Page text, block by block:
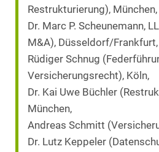
Restrukturierung), München,
Dr. Marc P. Scheunemann,
M&A), Düsseldorf/Frankfurt,
Rüdiger Schnug
Versicherungsrecht), Köln,
Dr. Kai Uwe Büchler
München,
Andreas Schmitt
Dr. Lutz Keppeler